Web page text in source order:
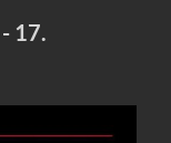
- 17.